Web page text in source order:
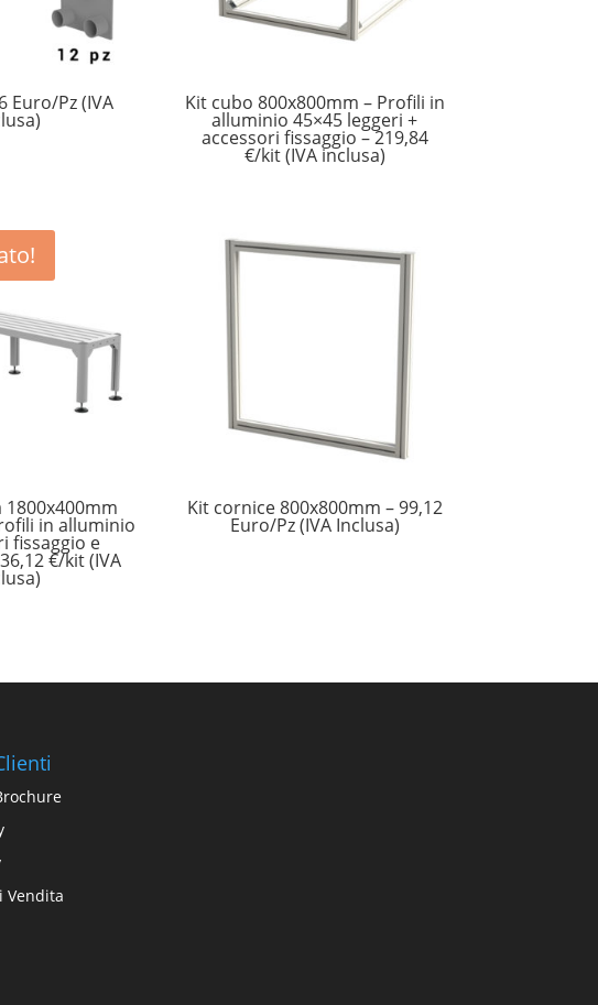
Euro/Pz (IVA Kit cubo 800x800mm – Profili in
alluminio 45×45 leggeri +
accessori fissaggio – 219,84
€/kit (IVA inclusa)
in alluminio
fissaggio e
€/kit (IVA
Kit cornice 800x800mm – 99,12
Euro/Pz (IVA Inclusa)
Vendita